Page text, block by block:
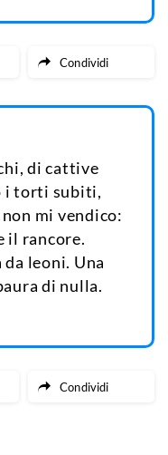
Condividi
di cattive
i torti subiti,
mi vendico:
il rancore.
leoni. Una
di nulla.
Condividi